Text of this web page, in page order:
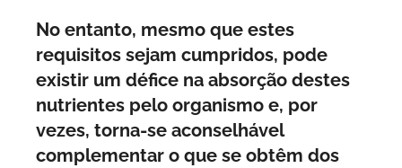
No entanto, mesmo que estes
requisitos sejam cumpridos, pode
existir um défice na absorção destes
nutrientes pelo organismo e, por
vezes, torna-se aconselhável
complementar o que se obtêm dos